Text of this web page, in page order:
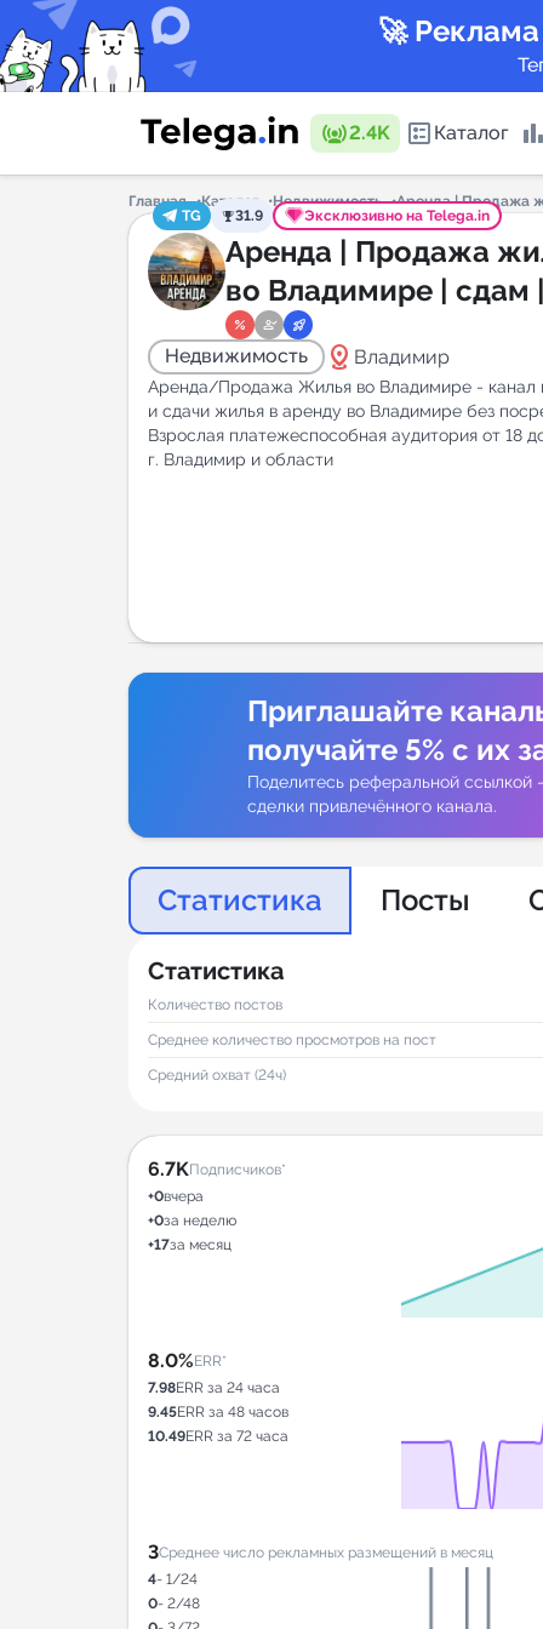
🚀
2.4K Каталог
Каталог
Горящие
Главная Каталог Недвижимость
Аренда | Продажа
TG
31.9 Эксклюзивно на Telega.in
Аренда | Продажа
во Владимире | сдам |
сниму
Недвижимость distance Владимир
Аренда/Продажа Жилья во Владимире - канал
и сдачи жилья в аренду во Владимире без
Взрослая платежеспособная аудитория от 18
г. Владимир и области
Приглашайте
получайте 5% с их
Поделитесь реферальной ссылкой
сделки привлечённого канала.
Статистика Посты
Статистика
Количество постов
Среднее количество просмотров на пост
Средний охват (24ч)
6.7KПодписчиков*
+0вчера
+0за неделю
+17за месяц
8.0%ERR*
7.98ERR за 24 часа
9.45ERR за 48 часов
10.49ERR за 72 часа
3Среднее число рекламных размещений в месяц
4- 1/24
0- 2/48